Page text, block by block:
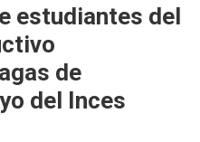
estudiantes del
de
del Inces